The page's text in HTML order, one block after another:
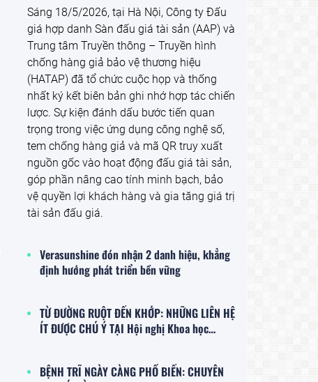
Sáng 18/5/2026, tại Hà Nội, Công ty Đấu
giá hợp danh Sàn đấu giá tài sản (AAP) và
Trung tâm Truyền thông – Truyền hình
chống hàng giả bảo vệ thương hiệu
(HATAP) đã tổ chức cuộc họp và thống
nhất ký kết biên bản ghi nhớ hợp tác chiến
lược. Sự kiện đánh dấu bước tiến quan
trọng trong việc ứng dụng công nghệ số,
tem chống hàng giả và mã QR truy xuất
nguồn gốc vào hoạt động đấu giá tài sản,
góp phần nâng cao tính minh bạch, bảo
vệ quyền lợi khách hàng và gia tăng giá trị
tài sản đấu giá.
Verasunshine đón nhận 2 danh hiệu, khẳng
định hướng phát triển bền vững
TỪ ĐƯỜNG RUỘT ĐẾN KHỚP: NHỮNG LIÊN HỆ
ÍT ĐƯỢC CHÚ Ý TẠI Hội nghị Khoa học
BỆNH TRĨ NGÀY CÀNG PHỔ BIẾN: CHUYÊN